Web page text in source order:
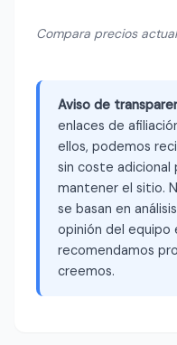
Compara precios
Aviso de
enlaces de
ellos, podemos
sin coste adicional
mantener el sitio.
se basan en
opinión del equipo
recomendamos
creemos.